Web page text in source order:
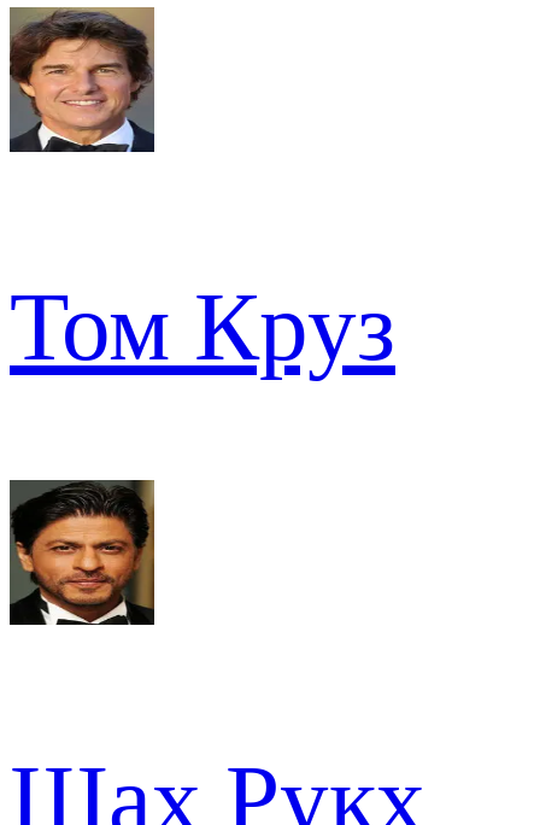
Том Круз
Шах Рукх